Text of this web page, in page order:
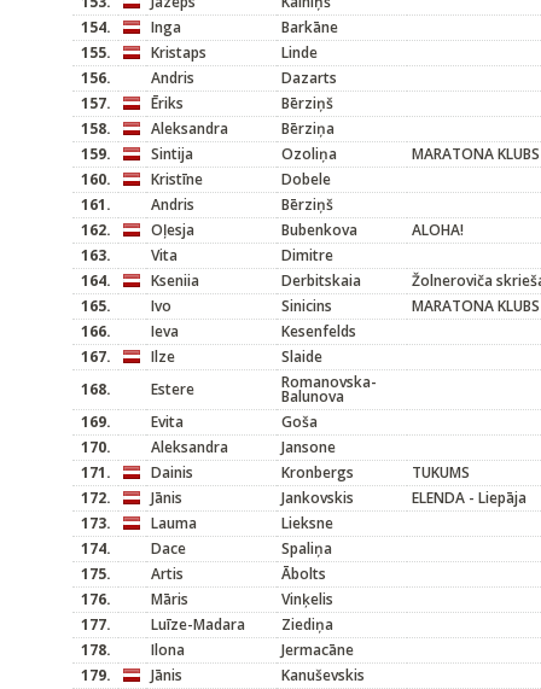
154.
Inga
Barkāne
155.
Kristaps
Linde
156.
Andris
Dazarts
157.
Ēriks
Bērziņš
158.
Aleksandra
Bērziņa
159.
Sintija Ozoliņa
MARATONA KLUBS
160.
Kristīne
Dobele
161.
Andris
Bērziņš
162.
Oļesja Bubenkova
ALOHA!
163.
Vita
Dimitre
164.
Kseniia Derbitskaia
Žolneroviča
165.
Ivo Sinicins
MARATONA KLUBS
166.
Ieva
Kesenfelds
167.
Ilze
Slaide
168.
Estere Romanovska-
Balunova
169.
Evita
Goša
170.
Aleksandra
Jansone
171.
Dainis Kronbergs
TUKUMS
172.
Jānis Jankovskis
ELENDA - Liepāja
173.
Lauma
Lieksne
174.
Dace
Spaliņa
175.
Artis
Ābolts
176.
Māris
Vinķelis
177.
Luīze-Madara
Ziediņa
178.
Ilona
Jermacāne
179.
Jānis
Kanuševskis